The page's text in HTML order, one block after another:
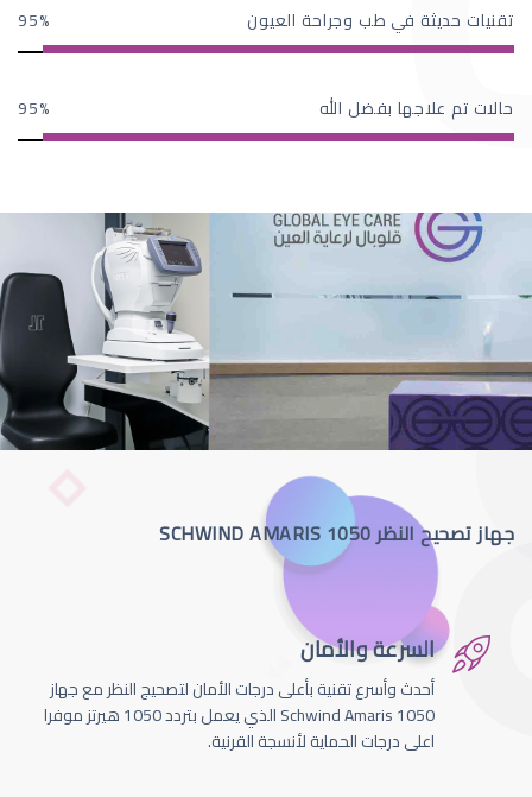
تقنيات حديثة في طب وجراحة العيون 95
حالات تم علاجها بفضل الله 95
جهاز تصحيح النظر SCHWIND AMARIS 1050
السرعة والأمان
أحدث وأسرع تقنية بأعلى درجات الأمان لتصحيج النظر مع جهاز
Schwind Amaris 1050 الذي يعمل بتردد 1050 هيرتز موفرا
اعلى درجات الحماية لأنسجة القرنية.